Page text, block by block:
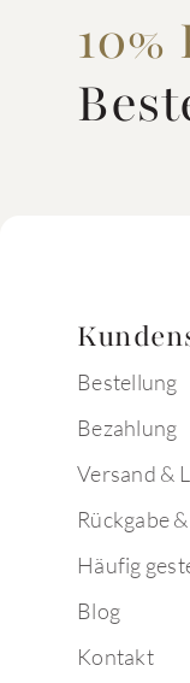
Bestellung
Bezahlung
Versand &
Rückgabe
Häufig
Blog
Kontakt